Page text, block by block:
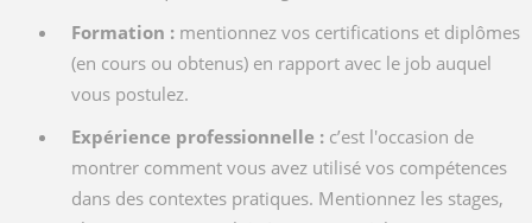
Formation : mentionnez vos certifications et diplômes
(en cours ou obtenus) en rapport avec le job auquel
vous postulez.
Expérience professionnelle : c’est l'occasion de
montrer comment vous avez utilisé vos compétences
dans des contextes pratiques. Mentionnez les stages,